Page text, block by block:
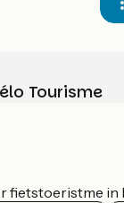
Tourisme
fietstoeristme in